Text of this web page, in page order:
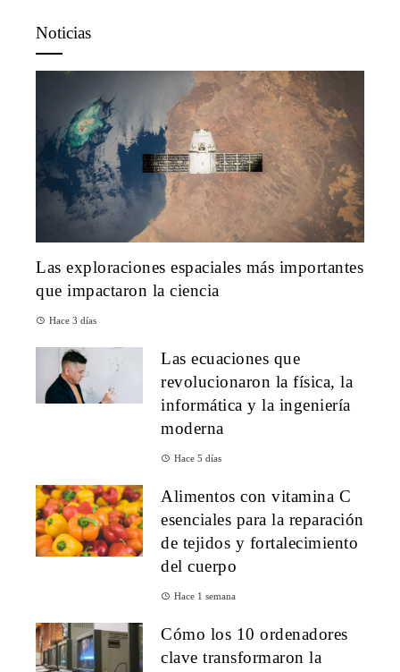
Noticias
Las exploraciones espaciales más importantes
que impactaron la ciencia
Hace 3 días
Las ecuaciones que
revolucionaron la física, la
informática y la ingeniería
moderna
Hace 5 días
Alimentos con vitamina C
esenciales para la reparación
de tejidos y fortalecimiento
del cuerpo
Hace 1 semana
Cómo los 10 ordenadores
clave transformaron la